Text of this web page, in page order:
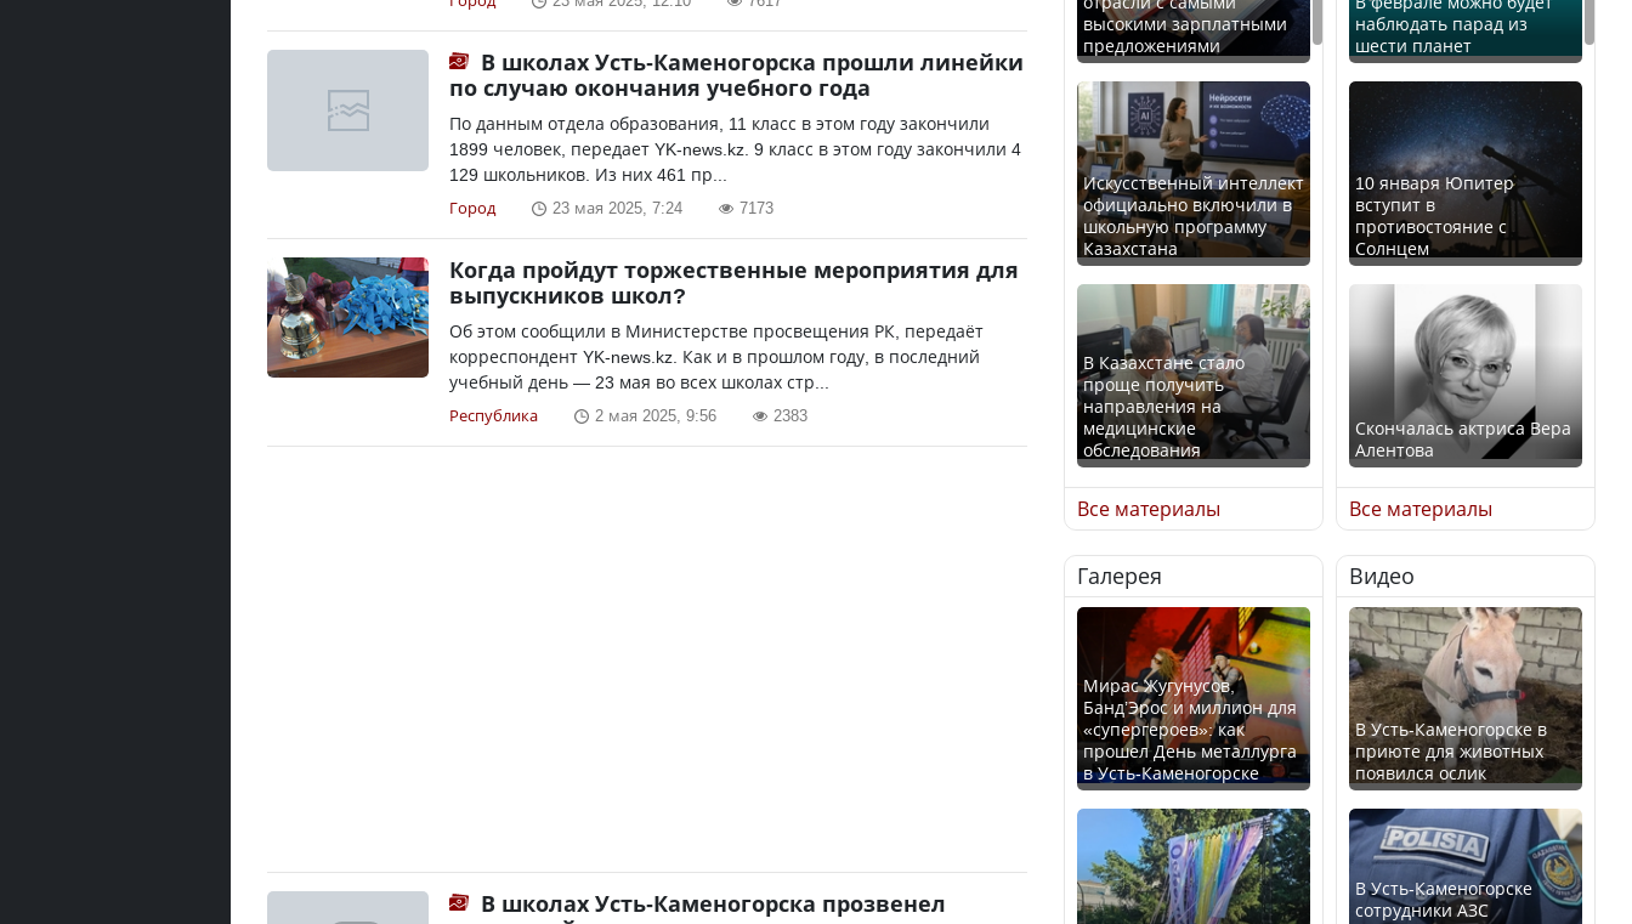
В школах Усть-Каменогорска прошли линейки
по случаю окончания учебного года
По данным отдела образования, 11 класс в этом году закончили
1899 человек, передает YK-news.kz. 9 класс в этом году закончили 4
129 школьников. Из них 461 пр...
Город 23 мая 2025, 7:24 7173
Когда пройдут торжественные мероприятия для
выпускников школ?
Об этом сообщили в Министерстве просвещения РК, передаёт
корреспондент YK-news.kz. Как и в прошлом году, в последний
учебный день — 23 мая во всех школах стр...
Республика 2 мая 2025, 9:56 2383
В школах Усть-Каменогорска прозвенел
высокими зарплатными
предложениями
Искусственный интеллект
официально включили в
школьную программу
Казахстана
В Казахстане стало
проще получить
направления на
медицинские
обследования
Қазақстан Орталық Азия
елдері арасында әл-ауқат
индексінде көш бастады
Казахстан возглавил
рейтинг благополучия
среди стран Центральной
Азии
Все материалы
наблюдать парад из
шести планет
10 января Юпитер
вступит в
противостояние с
Солнцем
Скончалась актриса Вера
Алентова
В РФ вынесен заочный
приговор по уголовному
делу об убийстве Игоря
Талькова
В России введены
дополнительные
ограничения для
казахстанских прав
Все материалы
Галерея
Мирас Жугунусов,
Банд’Эрос и миллион для
«супергероев»: как
прошел День металлурга
в Усть-Каменогорске
Видео
В Усть-Каменогорске в
приюте для животных
появился ослик
В Усть-Каменогорске
сотрудники АЗС